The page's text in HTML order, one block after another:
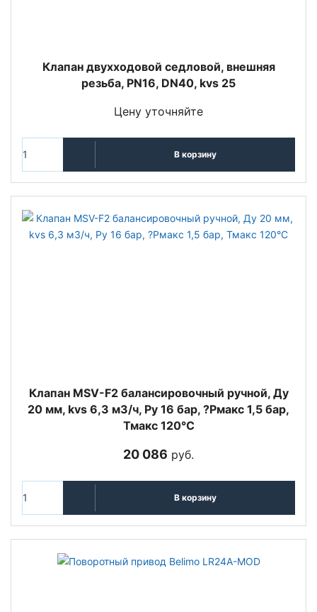
Клапан двухходовой седловой, внешняя
резьба, PN16, DN40, kvs 25
Цену уточняйте
В корзину
Клапан MSV-F2 балансировочный ручной, Ду
20 мм, kvs 6,3 м3/ч, Ру 16 бар, ?Рмакс 1,5 бар,
Тмакс 120°С
20 086 руб.
В корзину